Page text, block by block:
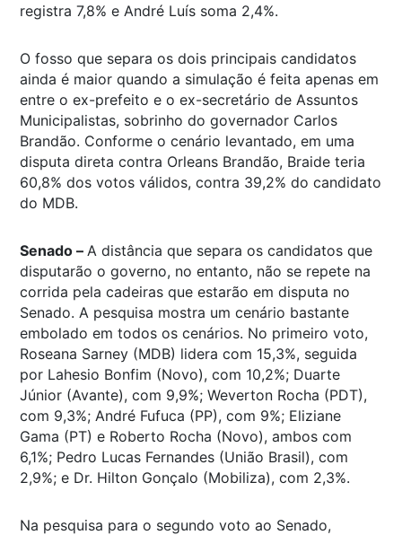
registra 7,8% e André Luís soma 2,4%.
O fosso que separa os dois principais candidatos
ainda é maior quando a simulação é feita apenas em
entre o ex-prefeito e o ex-secretário de Assuntos
Municipalistas, sobrinho do governador Carlos
Brandão. Conforme o cenário levantado, em uma
disputa direta contra Orleans Brandão, Braide teria
60,8% dos votos válidos, contra 39,2% do candidato
do MDB.
Senado – A distância que separa os candidatos que
disputarão o governo, no entanto, não se repete na
corrida pela cadeiras que estarão em disputa no
Senado. A pesquisa mostra um cenário bastante
embolado em todos os cenários. No primeiro voto,
Roseana Sarney (MDB) lidera com 15,3%, seguida
por Lahesio Bonfim (Novo), com 10,2%; Duarte
Júnior (Avante), com 9,9%; Weverton Rocha (PDT),
com 9,3%; André Fufuca (PP), com 9%; Eliziane
Gama (PT) e Roberto Rocha (Novo), ambos com
6,1%; Pedro Lucas Fernandes (União Brasil), com
2,9%; e Dr. Hilton Gonçalo (Mobiliza), com 2,3%.
Na pesquisa para o segundo voto ao Senado,